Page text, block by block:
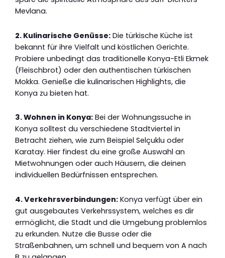
Mevlana.
2. Kulinarische Genüsse: Die türkische Küche ist
bekannt für ihre Vielfalt und köstlichen Gerichte.
Probiere unbedingt das traditionelle Konya-Etli Ekmek
(Fleischbrot) oder den authentischen türkischen
Mokka. Genieße die kulinarischen Highlights, die
Konya zu bieten hat.
3. Wohnen in Konya: Bei der Wohnungssuche in
Konya solltest du verschiedene Stadtviertel in
Betracht ziehen, wie zum Beispiel Selçuklu oder
Karatay. Hier findest du eine große Auswahl an
Mietwohnungen oder auch Häusern, die deinen
individuellen Bedürfnissen entsprechen.
4. Verkehrsverbindungen: Konya verfügt über ein
gut ausgebautes Verkehrssystem, welches es dir
ermöglicht, die Stadt und die Umgebung problemlos
zu erkunden. Nutze die Busse oder die
Straßenbahnen, um schnell und bequem von A nach